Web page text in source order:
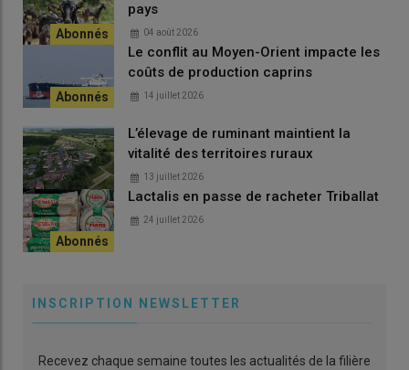
pays
04 août 2026
Le conflit au Moyen-Orient impacte les
coûts de production caprins
14 juillet 2026
L’élevage de ruminant maintient la
vitalité des territoires ruraux
13 juillet 2026
Lactalis en passe de racheter Triballat
24 juillet 2026
INSCRIPTION NEWSLETTER
Recevez chaque semaine toutes les actualités de la filière